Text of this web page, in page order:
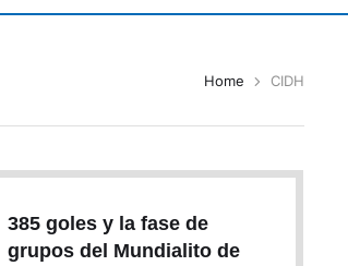
Home CIDH
385 goles y la fase de
grupos del Mundialito de